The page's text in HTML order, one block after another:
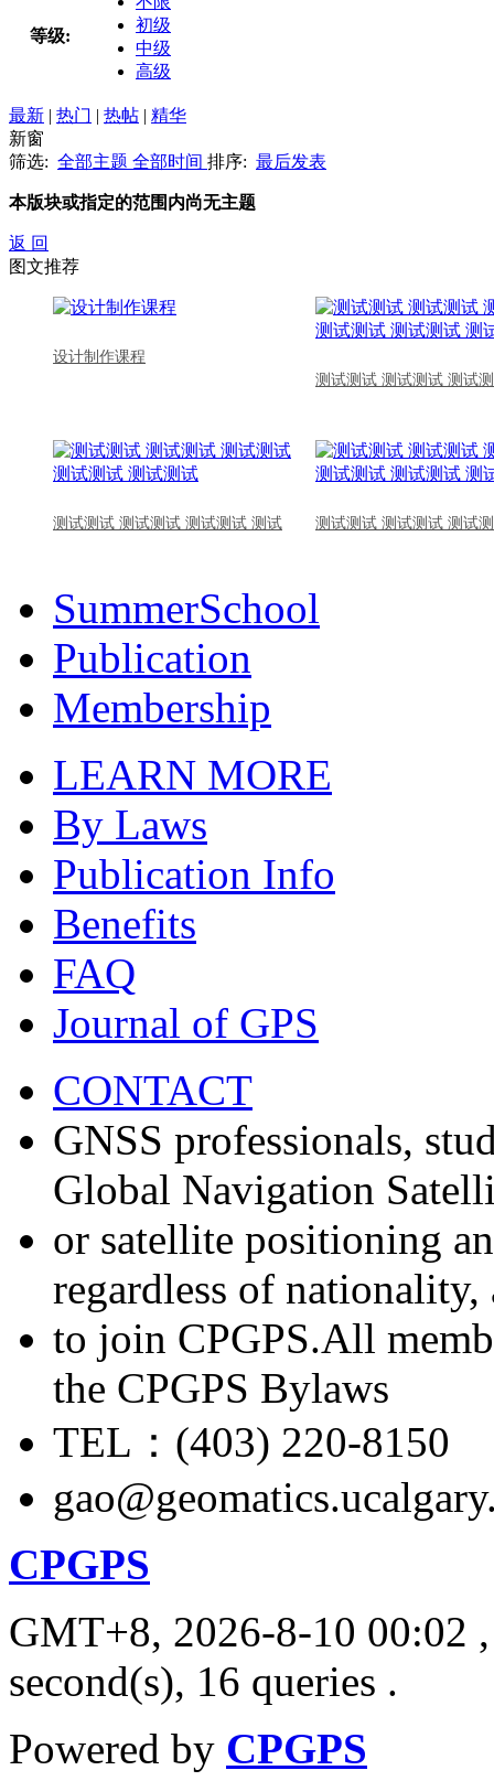
等级:
初级
中级
高级
最新 | 热门 | 热帖 | 精华
新窗
筛选: 全部主题 全部时间 排序: 最后发表
本版块或指定的范围内尚无主题
返 回
图文推荐
设计制作课程
测试测试 测试测试 测试
测试测试 测试测试 测试测试 测试 测试测试 测试测试 测试
SummerSchool
Publication
Membership
LEARN MORE
By Laws
Publication Info
Benefits
FAQ
Journal of GPS
CONTACT
GNSS professionals,
Global Navigation
or satellite positioning
regardless of nationality,
to join CPGPS.All
the CPGPS Bylaws
TEL：(403) 220-8150
CPGPS
GMT+8, 2026-8-10 00:02
second(s), 16 queries .
Powered by CPGPS